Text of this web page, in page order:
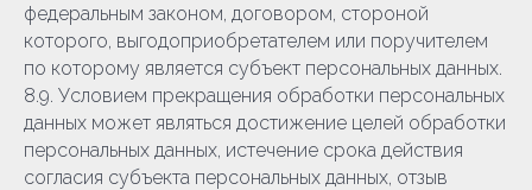
федеральным законом, договором, стороной
которого, выгодоприобретателем или поручителем
по которому является субъект персональных данных.
8.9. Условием прекращения обработки персональных
данных может являться достижение целей обработки
персональных данных, истечение срока действия
согласия субъекта персональных данных, отзыв